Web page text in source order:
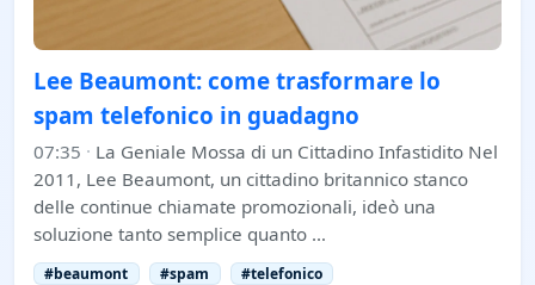
Lee Beaumont: come trasformare lo
spam telefonico in guadagno
07:35 · La Geniale Mossa di un Cittadino Infastidito Nel
2011, Lee Beaumont, un cittadino britannico stanco
delle continue chiamate promozionali, ideò una
soluzione tanto semplice quanto …
#beaumont #spam #telefonico